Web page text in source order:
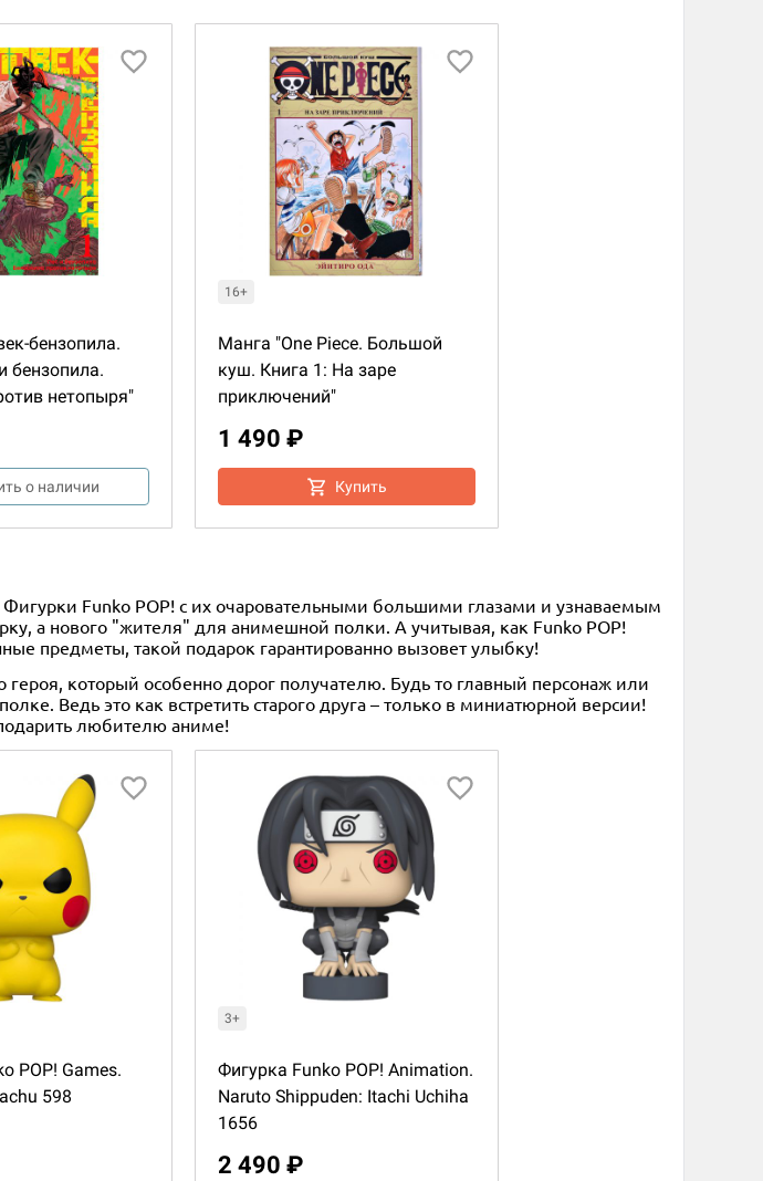
бензопила.
бензопила.
нетопыря"
о наличии
16+
Манга "One Piece. Большой
куш. Книга 1: На заре
приключений"
1 490 ₽
Купить
Funko POP! с их очаровательными большими глазами и узнаваемым
а нового "жителя" для анимешной полки. А учитывая, как Funko POP!
предметы, такой подарок гарантированно вызовет улыбку!
героя, который особенно дорог получателю. Будь то главный персонаж или
Ведь это как встретить старого друга – только в миниатюрной версии!
подарить любителю аниме!
POP! Games.
598
3+
Фигурка Funko POP! Animation.
Naruto Shippuden: Itachi Uchiha
1656
2 490 ₽